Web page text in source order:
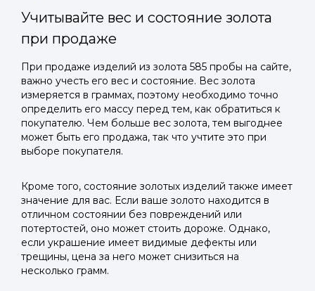
Учитывайте вес и состояние золота
при продаже
При продаже изделий из золота 585 пробы на сайте,
важно учесть его вес и состояние. Вес золота
измеряется в граммах, поэтому необходимо точно
определить его массу перед тем, как обратиться к
покупателю. Чем больше вес золота, тем выгоднее
может быть его продажа, так что учтите это при
выборе покупателя.
Кроме того, состояние золотых изделий также имеет
значение для вас. Если ваше золото находится в
отличном состоянии без повреждений или
потертостей, оно может стоить дороже. Однако,
если украшение имеет видимые дефекты или
трещины, цена за него может снизиться на
несколько грамм.